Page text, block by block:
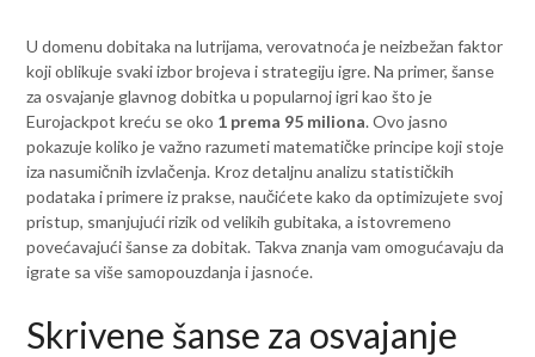
U domenu dobitaka na lutrijama, verovatnoća je neizbežan faktor
koji oblikuje svaki izbor brojeva i strategiju igre. Na primer, šanse
za osvajanje glavnog dobitka u popularnoj igri kao što je
Eurojackpot kreću se oko 1 prema 95 miliona. Ovo jasno
pokazuje koliko je važno razumeti matematičke principe koji stoje
iza nasumičnih izvlačenja. Kroz detaljnu analizu statističkih
podataka i primere iz prakse, naučićete kako da optimizujete svoj
pristup, smanjujući rizik od velikih gubitaka, a istovremeno
povećavajući šanse za dobitak. Takva znanja vam omogućavaju da
igrate sa više samopouzdanja i jasnoće.
Skrivene šanse za osvajanje